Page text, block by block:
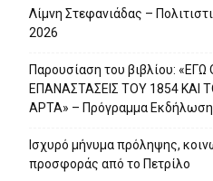
Λίμνη Στεφανιάδας –
2026
Παρουσίαση του βιβλίου:
ΕΠΑΝΑΣΤΑΣΕΙΣ ΤΟΥ 1854 ΚΑΙ
ΑΡΤΑ» – Πρόγραμμα
Ισχυρό μήνυμα πρόληψης,
προσφοράς από το Πετρίλο